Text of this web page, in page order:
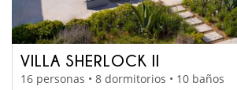
VILLA SHERLOCK II
16 personas • 8 dormitorios • 10 baños